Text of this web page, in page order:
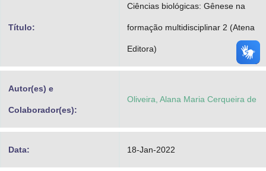
Planalto
Título:
Ciências biológicas: Gênese na
formação multidisciplinar 2 (Atena
Editora)
Autor(es) e
Colaborador(es):
Oliveira, Alana Maria Cerqueira de
Data: 18-Jan-2022